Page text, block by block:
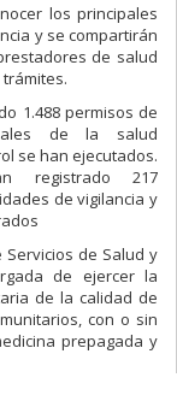
los principales
y se compartirán
de salud
1.488 permisos de
de la salud
se han ejecutados.
registrado 217
de vigilancia y
Servicios de Salud y
de ejercer la
de la calidad de
con o sin
prepagada y